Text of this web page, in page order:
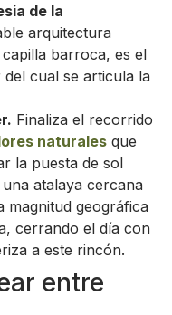
de la
arquitectura
barroca, es el
cual se articula la
Finaliza el recorrido
naturales que
la puesta de sol
una atalaya cercana
magnitud geográfica
cerrando el día con
a este rincón.
entre